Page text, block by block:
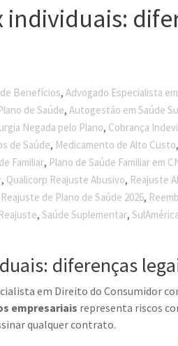
Benefícios, Advogado Especialista
de Saúde, Autogestão em Saúde
Negada pelo Plano, Cobrança
de Saúde, Medicamento de Alto Custo,
Familiar, Plano de Saúde Familiar em
, Qualicorp Reajuste Abusivo, Reajuste
Reajuste de Plano de Saúde 2026,
, Saúde Suplementar,
diferenças
em Direito do Consumidor
empresariais representa riscos
qualquer contrato.